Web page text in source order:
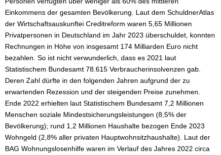
Einkommens der gesamten Bevölkerung. Laut dem SchuldnerAtlas
der Wirtschaftsauskunftei Creditreform waren 5,65 Millionen
Privatpersonen in Deutschland im Jahr 2023 überschuldet, konnten
Rechnungen in Höhe von insgesamt 174 Milliarden Euro nicht
bezahlen. So ist nicht verwunderlich, dass es 2021 laut
Statistischem Bundesamt 78.615 Verbraucherinsolvenzen gab.
Deren Zahl dürfte in den folgenden Jahren aufgrund der zu
erwartenden Rezession und der steigenden Preise zunehmen.
Ende 2022 erhielten laut Statistischem Bundesamt 7,2 Millionen
Menschen soziale Mindestsicherungsleistungen (8,5% der
Bevölkerung); rund 1,2 Millionen Haushalte bezogen Ende 2023
Wohngeld (2,8% aller privaten Hauptwohnsitzhaushalte). Laut der
BAG Wohnungslosenhilfe waren im Verlauf des Jahres 2022 circa